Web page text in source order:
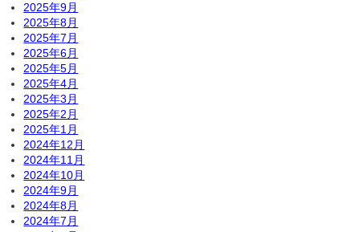
2025年9月
2025年8月
2025年7月
2025年6月
2025年5月
2025年4月
2025年3月
2025年2月
2025年1月
2024年12月
2024年11月
2024年10月
2024年9月
2024年8月
2024年7月